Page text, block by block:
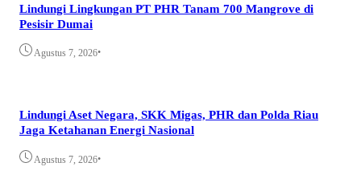
Lindungi Lingkungan PT PHR Tanam 700 Mangrove di
Pesisir Dumai
Agustus 7, 2026•
Lindungi Aset Negara, SKK Migas, PHR dan Polda Riau
Jaga Ketahanan Energi Nasional
Agustus 7, 2026•